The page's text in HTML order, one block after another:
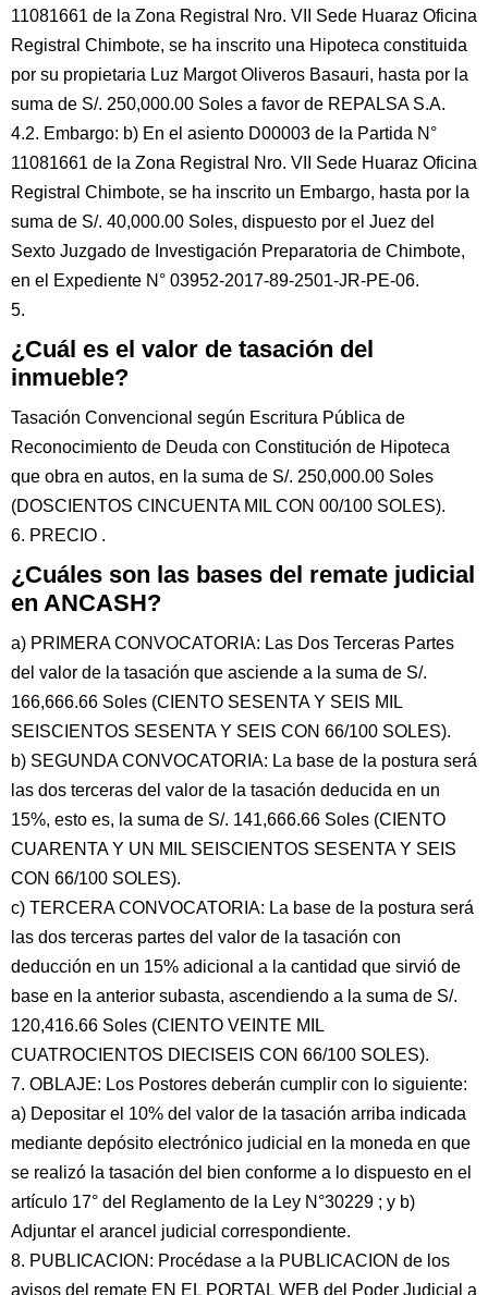
11081661 de la Zona Registral Nro. VII Sede Huaraz Oficina
Registral Chimbote, se ha inscrito una Hipoteca constituida
por su propietaria Luz Margot Oliveros Basauri, hasta por la
suma de S/. 250,000.00 Soles a favor de REPALSA S.A.
4.2. Embargo: b) En el asiento D00003 de la Partida N°
11081661 de la Zona Registral Nro. VII Sede Huaraz Oficina
Registral Chimbote, se ha inscrito un Embargo, hasta por la
suma de S/. 40,000.00 Soles, dispuesto por el Juez del
Sexto Juzgado de Investigación Preparatoria de Chimbote,
en el Expediente N° 03952-2017-89-2501-JR-PE-06.
5.
¿Cuál es el valor de tasación del
inmueble?
Tasación Convencional según Escritura Pública de
Reconocimiento de Deuda con Constitución de Hipoteca
que obra en autos, en la suma de S/. 250,000.00 Soles
(DOSCIENTOS CINCUENTA MIL CON 00/100 SOLES).
6. PRECIO .
¿Cuáles son las bases del remate judicial
en ANCASH?
a) PRIMERA CONVOCATORIA: Las Dos Terceras Partes
del valor de la tasación que asciende a la suma de S/.
166,666.66 Soles (CIENTO SESENTA Y SEIS MIL
SEISCIENTOS SESENTA Y SEIS CON 66/100 SOLES).
b) SEGUNDA CONVOCATORIA: La base de la postura será
las dos terceras del valor de la tasación deducida en un
15%, esto es, la suma de S/. 141,666.66 Soles (CIENTO
CUARENTA Y UN MIL SEISCIENTOS SESENTA Y SEIS
CON 66/100 SOLES).
c) TERCERA CONVOCATORIA: La base de la postura será
las dos terceras partes del valor de la tasación con
deducción en un 15% adicional a la cantidad que sirvió de
base en la anterior subasta, ascendiendo a la suma de S/.
120,416.66 Soles (CIENTO VEINTE MIL
CUATROCIENTOS DIECISEIS CON 66/100 SOLES).
7. OBLAJE: Los Postores deberán cumplir con lo siguiente:
a) Depositar el 10% del valor de la tasación arriba indicada
mediante depósito electrónico judicial en la moneda en que
se realizó la tasación del bien conforme a lo dispuesto en el
artículo 17° del Reglamento de la Ley N°30229 ; y b)
Adjuntar el arancel judicial correspondiente.
8. PUBLICACION: Procédase a la PUBLICACION de los
avisos del remate EN EL PORTAL WEB del Poder Judicial a